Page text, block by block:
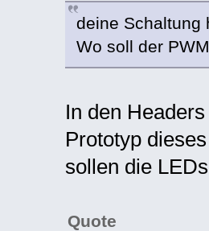
deine Schaltung
Wo soll der
In den
Prototyp
sollen die
Quote